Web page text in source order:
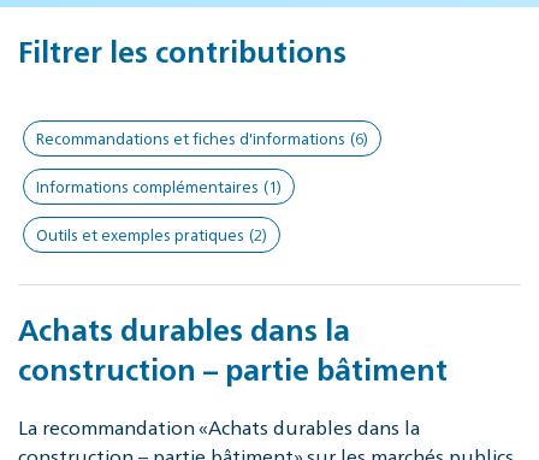
Filtrer les contributions
Recommandations et fiches d'informations (6)
Informations complémentaires (1)
Outils et exemples pratiques (2)
Achats durables dans la
construction – partie bâtiment
La recommandation «Achats durables dans la